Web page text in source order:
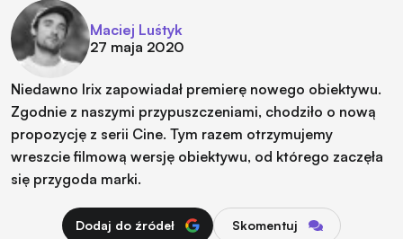
Maciej Luśtyk
27 maja 2020
Niedawno Irix zapowiadał premierę nowego obiektywu.
Zgodnie z naszymi przypuszczeniami, chodziło o nową
propozycję z serii Cine. Tym razem otrzymujemy
wreszcie filmową wersję obiektywu, od którego zaczęła
się przygoda marki.
Dodaj do źródeł Skomentuj